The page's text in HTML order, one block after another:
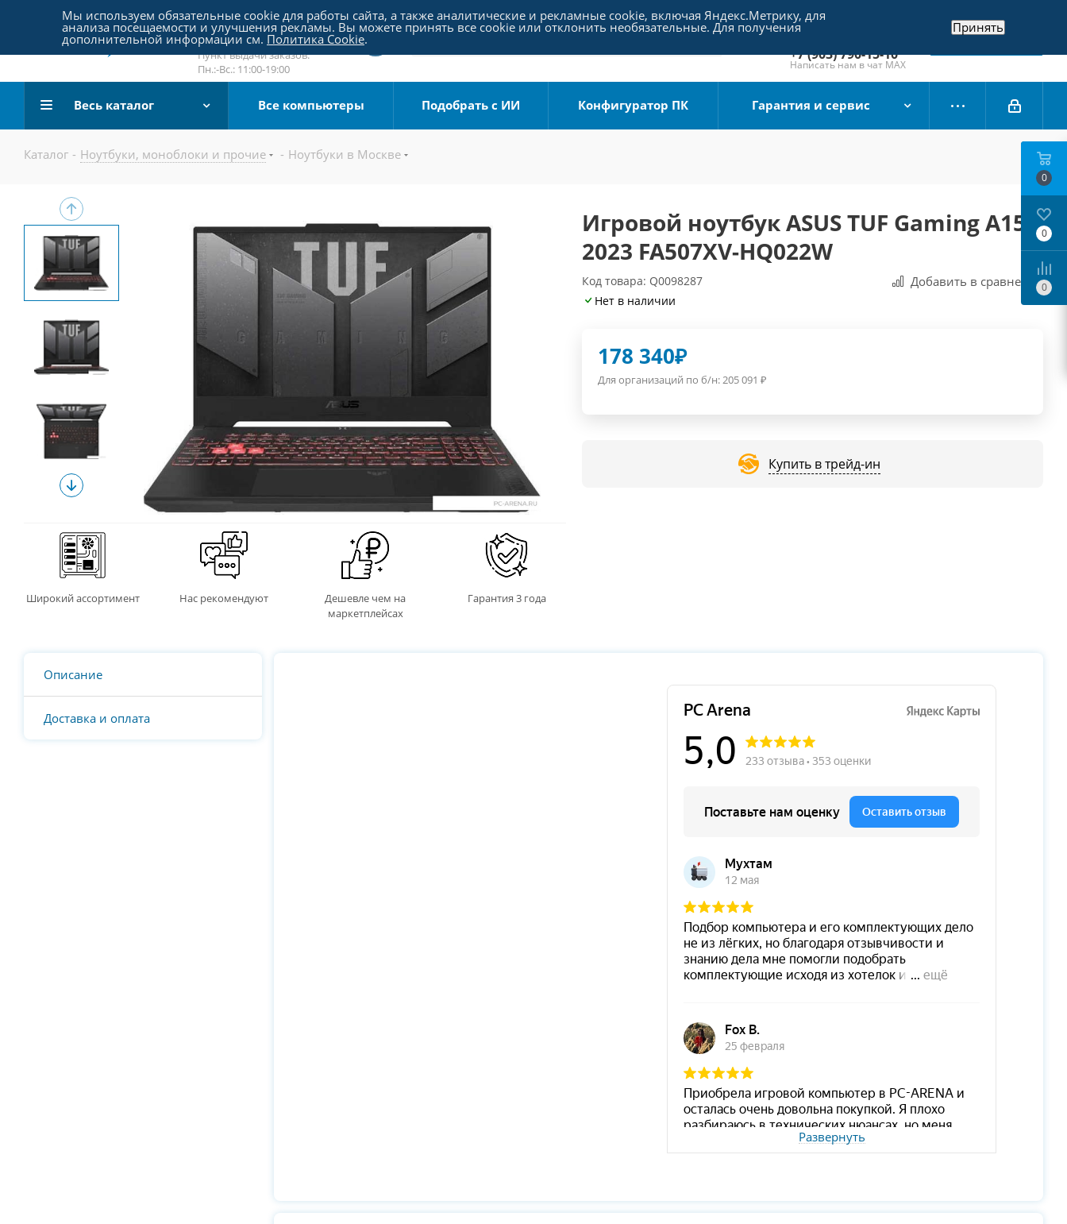
Пятницкое шоссе 18, пав. 267
email:sale@pc-arena.ru
Пн.:-Вс.: 10:00-20:00
Пункт выдачи заказов:
Пн.:-Вс.: 11:00-19:00
+7 (495) 790-15-10
Отдел продаж
+7 (903) 790-15-10
Написать нам в чат MAX
Заказать звонок
Весь каталог Все компьютеры Подобрать с ИИ Конфигуратор ПК Гарантия и сервис
Каталог - Ноутбуки, моноблоки и прочие - Ноутбуки в Москве
Широкий ассортимент Нас рекомендуют
Дешевле чем на
маркетплейсах
Гарантия 3 года
Игровой ноутбук ASUS TUF Gaming A15
2023 FA507XV-HQ022W
Код товара: Q0098287 Добавить в сравнения
Нет в наличии
178 340₽
Для организаций по б/н:205 091 ₽
Купить в трейд-ин
Описание
Доставка и оплата
Развернуть
0
0
0
Мы используем обязательные cookie для работы сайта, а также аналитические и рекламные cookie, включая Яндекс.Метрику, для
анализа посещаемости и улучшения рекламы. Вы можете принять все cookie или отклонить необязательные. Для получения
дополнительной информации см. Политика Cookie.
Принять